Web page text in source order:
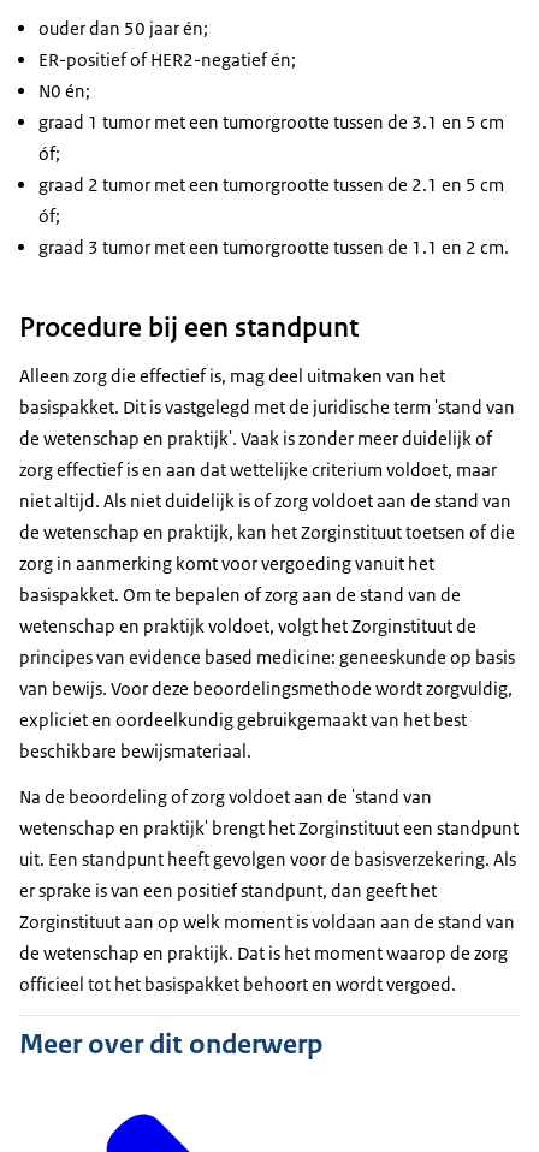
ouder dan 50 jaar én;
ER-positief of HER2-negatief én;
N0 én;
graad 1 tumor met een tumorgrootte tussen de 3.1 en 5 cm
óf;
graad 2 tumor met een tumorgrootte tussen de 2.1 en 5 cm
óf;
graad 3 tumor met een tumorgrootte tussen de 1.1 en 2 cm.
Procedure bij een standpunt
Alleen zorg die effectief is, mag deel uitmaken van het
basispakket. Dit is vastgelegd met de juridische term 'stand van
de wetenschap en praktijk'. Vaak is zonder meer duidelijk of
zorg effectief is en aan dat wettelijke criterium voldoet, maar
niet altijd. Als niet duidelijk is of zorg voldoet aan de stand van
de wetenschap en praktijk, kan het Zorginstituut toetsen of die
zorg in aanmerking komt voor vergoeding vanuit het
basispakket. Om te bepalen of zorg aan de stand van de
wetenschap en praktijk voldoet, volgt het Zorginstituut de
principes van evidence based medicine: geneeskunde op basis
van bewijs. Voor deze beoordelingsmethode wordt zorgvuldig,
expliciet en oordeelkundig gebruikgemaakt van het best
beschikbare bewijsmateriaal.
Na de beoordeling of zorg voldoet aan de 'stand van
wetenschap en praktijk' brengt het Zorginstituut een standpunt
uit. Een standpunt heeft gevolgen voor de basisverzekering. Als
er sprake is van een positief standpunt, dan geeft het
Zorginstituut aan op welk moment is voldaan aan de stand van
de wetenschap en praktijk. Dat is het moment waarop de zorg
officieel tot het basispakket behoort en wordt vergoed.
Meer over dit onderwerp